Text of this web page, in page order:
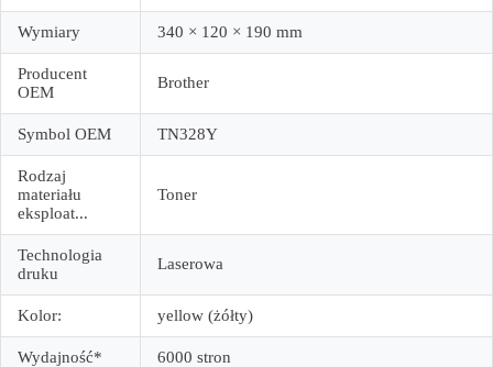
Wymiary 340 × 120 × 190 mm
Producent
OEM
Brother
Symbol OEM TN328Y
Rodzaj
materiału
eksploat...
Toner
Technologia
druku
Laserowa
Kolor: yellow (żółty)
Wydajność* 6000 stron